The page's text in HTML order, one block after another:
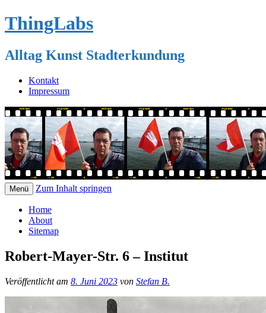
ThingLabs
Alltag Kunst Stadterkundung
Kontakt
Impressum
Menü Zum Inhalt springen
Home
About
Sitemap
Robert-Mayer-Str. 6 – Institut
Veröffentlicht am 8. Juni 2023 von Stefan B.